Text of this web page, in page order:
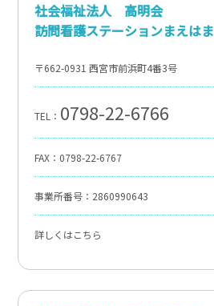
社会福祉法人 高明会
訪問看護ステーションまえはま
〒662-0931 西宮市前浜町4番3号
TEL： 0798-22-6766
FAX：0798-22-6767
事業所番号：2860990643
詳しくはこちら